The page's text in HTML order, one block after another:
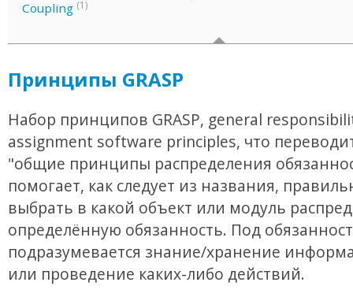
Coupling (1)
Принципы GRASP
Набор принципов GRASP, general
assignment software principles, что
"общие принципы распределения
помогает, как следует из названия,
выбрать в какой объект или модуль
определённую обязанность. Под
подразумевается знание/хранение
или проведение каких-либо действий.